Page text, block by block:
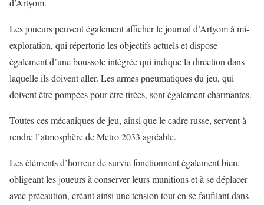
d’Artyom.
Les joueurs peuvent également afficher le journal d’Artyom à mi-
exploration, qui répertorie les objectifs actuels et dispose
également d’une boussole intégrée qui indique la direction dans
laquelle ils doivent aller. Les armes pneumatiques du jeu, qui
doivent être pompées pour être tirées, sont également charmantes.
Toutes ces mécaniques de jeu, ainsi que le cadre russe, servent à
rendre l’atmosphère de Metro 2033 agréable.
Les éléments d’horreur de survie fonctionnent également bien,
obligeant les joueurs à conserver leurs munitions et à se déplacer
avec précaution, créant ainsi une tension tout en se faufilant dans